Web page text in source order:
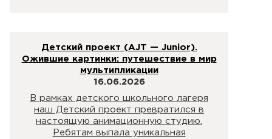
Детский проект (AJT — Junior).
Ожившие картинки: путешествие в мир
мультипликации
16.06.2026
В рамках детского школьного лагеря
наш Детский проект превратился в
настоящую анимационную студию.
Ребятам выпала уникальная